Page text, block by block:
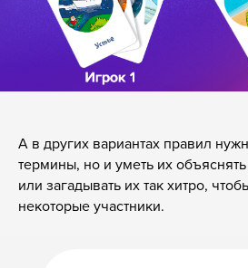
А в других вариантах правил
термины, но и уметь их
или загадывать их так хитро,
некоторые участники.